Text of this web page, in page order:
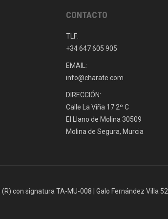
CONTACTO
TLF:
+34 647 605 905
EMAIL:
info@charate.com
DIRECCIÓN:
Calle La Viña 17 2º C
El Llano de Molina 30509
Molina de Segura, Murcia
con signatura TA-MU-008 | Galo Fernández Villa